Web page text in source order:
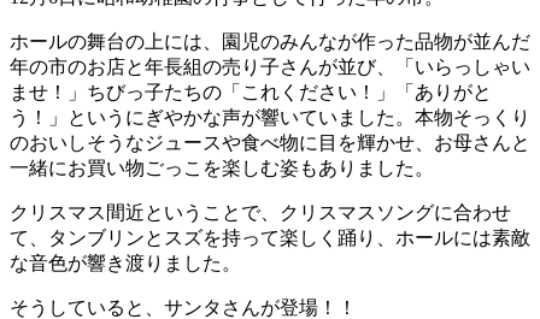
ホールの舞台の上には、園児のみんなが作った品物が並んだ
年の市のお店と年長組の売り子さんが並び、「いらっしゃい
ませ！」ちびっ子たちの「これください！」「ありがと
う！」というにぎやかな声が響いていました。本物そっくり
のおいしそうなジュースや食べ物に目を輝かせ、お母さんと
一緒にお買い物ごっこを楽しむ姿もありました。
クリスマス間近ということで、クリスマスソングに合わせ
て、タンブリンとスズを持って楽しく踊り、ホールには素敵
な音色が響き渡りました。
そうしていると、サンタさんが登場！！